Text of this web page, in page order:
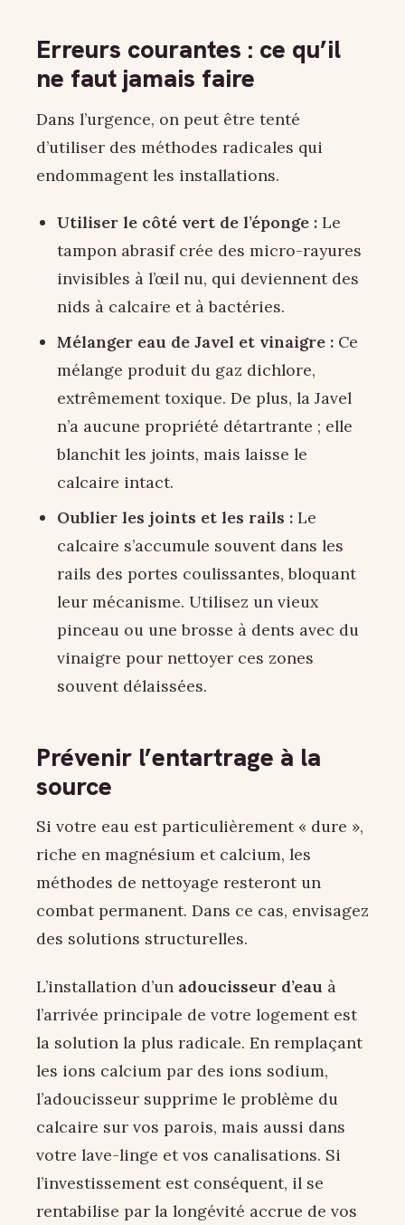
Erreurs courantes : ce qu’il
ne faut jamais faire
Dans l’urgence, on peut être tenté
d’utiliser des méthodes radicales qui
endommagent les installations.
Utiliser le côté vert de l’éponge :Le
tampon abrasif crée des micro-rayures
invisibles à l’œil nu, qui deviennent des
nids à calcaire et à bactéries.
Mélanger eau de Javel et vinaigre :Ce
mélange produit du gaz dichlore,
extrêmement toxique. De plus, la Javel
n’a aucune propriété détartrante ; elle
blanchit les joints, mais laisse le
calcaire intact.
Oublier les joints et les rails :Le
calcaire s’accumule souvent dans les
rails des portes coulissantes, bloquant
leur mécanisme. Utilisez un vieux
pinceau ou une brosse à dents avec du
vinaigre pour nettoyer ces zones
souvent délaissées.
Prévenir l’entartrage à la
source
Si votre eau est particulièrement « dure »,
riche en magnésium et calcium, les
méthodes de nettoyage resteront un
combat permanent. Dans ce cas, envisagez
des solutions structurelles.
L’installation d’un adoucisseur d’eau à
l’arrivée principale de votre logement est
la solution la plus radicale. En remplaçant
les ions calcium par des ions sodium,
l’adoucisseur supprime le problème du
calcaire sur vos parois, mais aussi dans
votre lave-linge et vos canalisations. Si
l’investissement est conséquent, il se
rentabilise par la longévité accrue de vos